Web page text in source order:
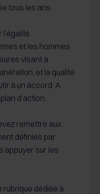
tous les ans.
et les hommes
visant à
et la qualité
à un accord. A
d’action.
remettre aux
définies par
sur les
rubrique dédiée à